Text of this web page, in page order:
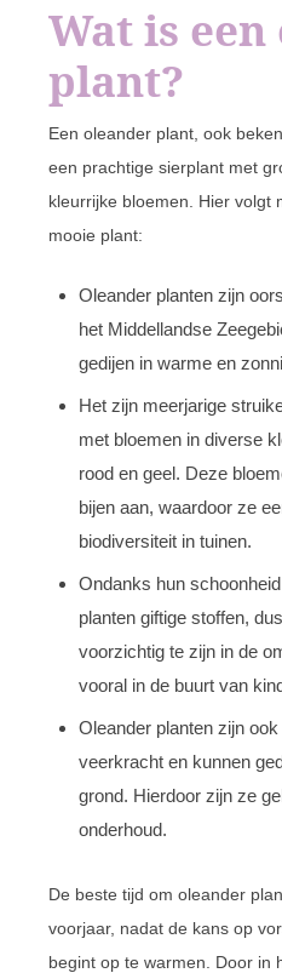
Wat is
plant?
Een oleander plant, ook
een prachtige sierplant met
kleurrijke bloemen. Hier volgt
mooie plant:
Oleander planten zijn
het Middellandse
gedijen in warme en
Het zijn meerjarige
met bloemen in diverse
rood en geel. Deze
bijen aan, waardoor ze
biodiversiteit in tuinen.
Ondanks hun
planten giftige stoffen,
voorzichtig te zijn in de
vooral in de buurt van
Oleander planten zijn
veerkracht en kunnen
grond. Hierdoor zijn ze
onderhoud.
De beste tijd om oleander
voorjaar, nadat de kans op
begint op te warmen. Door in